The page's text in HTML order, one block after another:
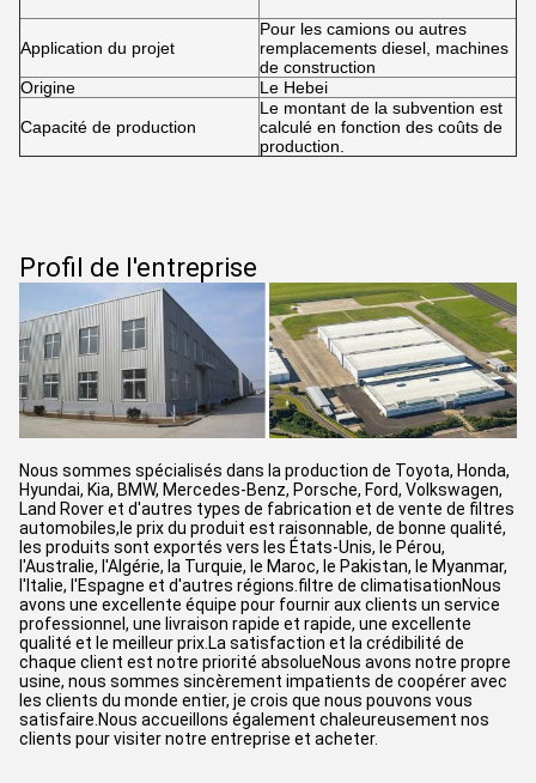
Application du projet
Pour les camions ou autres
remplacements diesel, machines
de construction
Origine
Le Hebei
Capacité de production
Le montant de la subvention est
calculé en fonction des coûts de
production.
Profil de l'entreprise
Nous sommes spécialisés dans la production de Toyota, Honda,
Hyundai, Kia, BMW, Mercedes-Benz, Porsche, Ford, Volkswagen,
Land Rover et d'autres types de fabrication et de vente de filtres
automobiles,le prix du produit est raisonnable, de bonne qualité,
les produits sont exportés vers les États-Unis, le Pérou,
l'Australie, l'Algérie, la Turquie, le Maroc, le Pakistan, le Myanmar,
l'Italie, l'Espagne et d'autres régions.filtre de climatisationNous
avons une excellente équipe pour fournir aux clients un service
professionnel, une livraison rapide et rapide, une excellente
qualité et le meilleur prix.La satisfaction et la crédibilité de
chaque client est notre priorité absolueNous avons notre propre
usine, nous sommes sincèrement impatients de coopérer avec
les clients du monde entier, je crois que nous pouvons vous
satisfaire.Nous accueillons également chaleureusement nos
clients pour visiter notre entreprise et acheter.